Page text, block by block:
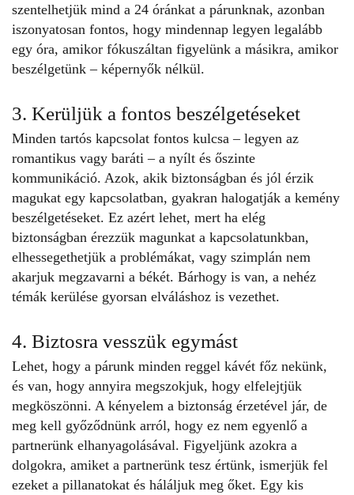
szentelhetjük mind a 24 óránkat a párunknak, azonban
iszonyatosan fontos, hogy mindennap legyen legalább
egy óra, amikor fókuszáltan figyelünk a másikra, amikor
beszélgetünk – képernyők nélkül.
3. Kerüljük a fontos beszélgetéseket
Minden tartós kapcsolat fontos kulcsa – legyen az
romantikus vagy baráti – a nyílt és őszinte
kommunikáció. Azok, akik biztonságban és jól érzik
magukat egy kapcsolatban, gyakran halogatják a kemény
beszélgetéseket. Ez azért lehet, mert ha elég
biztonságban érezzük magunkat a kapcsolatunkban,
elhessegethetjük a problémákat, vagy szimplán nem
akarjuk megzavarni a békét. Bárhogy is van, a nehéz
témák kerülése gyorsan elváláshoz is vezethet.
4. Biztosra vesszük egymást
Lehet, hogy a párunk minden reggel kávét főz nekünk,
és van, hogy annyira megszokjuk, hogy elfelejtjük
megköszönni. A kényelem a biztonság érzetével jár, de
meg kell győződnünk arról, hogy ez nem egyenlő a
partnerünk elhanyagolásával. Figyeljünk azokra a
dolgokra, amiket a partnerünk tesz értünk, ismerjük fel
ezeket a pillanatokat és háláljuk meg őket. Egy kis